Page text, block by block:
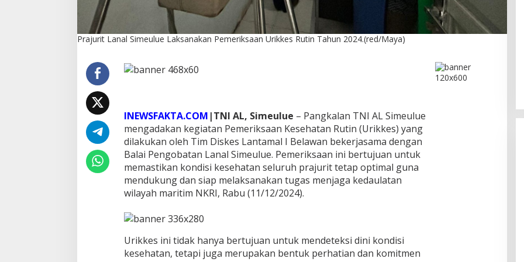
a
r
e
s
R
u
i
n
T
a
u
2
0
2
Prajurit Lanal Simeulue Laksanakan Pemeriksaan Urikkes Rutin Tahun 2024.(red/Maya)
INEWSFAKTA.COM |TNI AL, Simeulue – Pangkalan TNI AL Simeulue
mengadakan kegiatan Pemeriksaan Kesehatan Rutin (Urikkes) yang
dilakukan oleh Tim Diskes Lantamal I Belawan bekerjasama dengan
Balai Pengobatan Lanal Simeulue. Pemeriksaan ini bertujuan untuk
memastikan kondisi kesehatan seluruh prajurit tetap optimal guna
mendukung dan siap melaksanakan tugas menjaga kedaulatan
wilayah maritim NKRI, Rabu (11/12/2024).
Urikkes ini tidak hanya bertujuan untuk mendeteksi dini kondisi
kesehatan, tetapi juga merupakan bentuk perhatian dan komitmen
Ta’aruf / Silaturahmi dan
Penyerahan SK Pengurus Baru,
Agustus 2, 2026